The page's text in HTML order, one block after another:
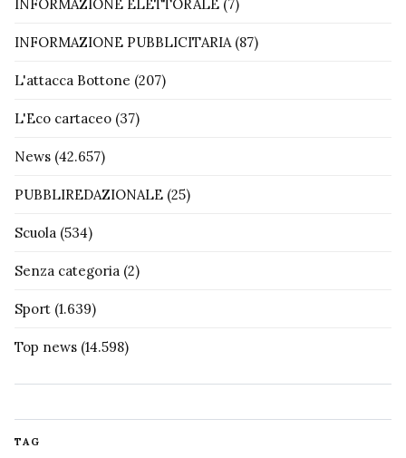
INFORMAZIONE ELETTORALE (7)
INFORMAZIONE PUBBLICITARIA(87)
L'attacca Bottone (207)
L'Eco cartaceo (37)
News (42.657)
PUBBLIREDAZIONALE (25)
Scuola (534)
Senza categoria (2)
Sport (1.639)
Top news (14.598)
TAG